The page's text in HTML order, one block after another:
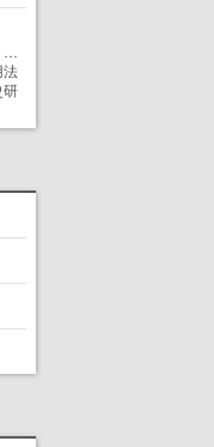
…
法
研